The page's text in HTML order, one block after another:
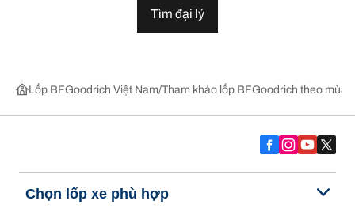
Tìm đại lý
Lốp BFGoodrich Việt Nam Tham khảo lốp BFGoodrich theo
Chọn lốp xe phù hợp